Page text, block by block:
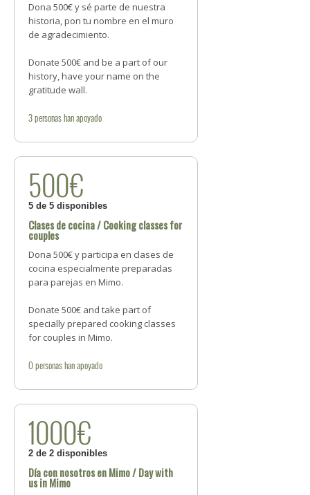
Dona 500€ y sé parte de nuestra
historia, pon tu nombre en el muro
de agradecimiento.
Donate 500€ and be a part of our
history, have your name on the
gratitude wall.
3personashan apoyado
500€
5 de 5 disponibles
Clases de cocina / Cooking classes for
couples
Dona 500€ y participa en clases de
cocina especialmente preparadas
para parejas en Mimo.
Donate 500€ and take part of
specially prepared cooking classes
for couples in Mimo.
0 personashan apoyado
1000€
2 de 2 disponibles
Día con nosotros en Mimo / Day with
us in Mimo